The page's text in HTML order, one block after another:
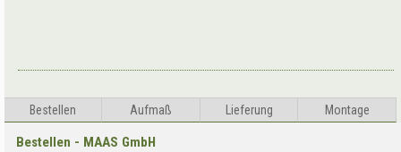
Bestellen Aufmaß Lieferung Montage
Bestellen - MAAS GmbH